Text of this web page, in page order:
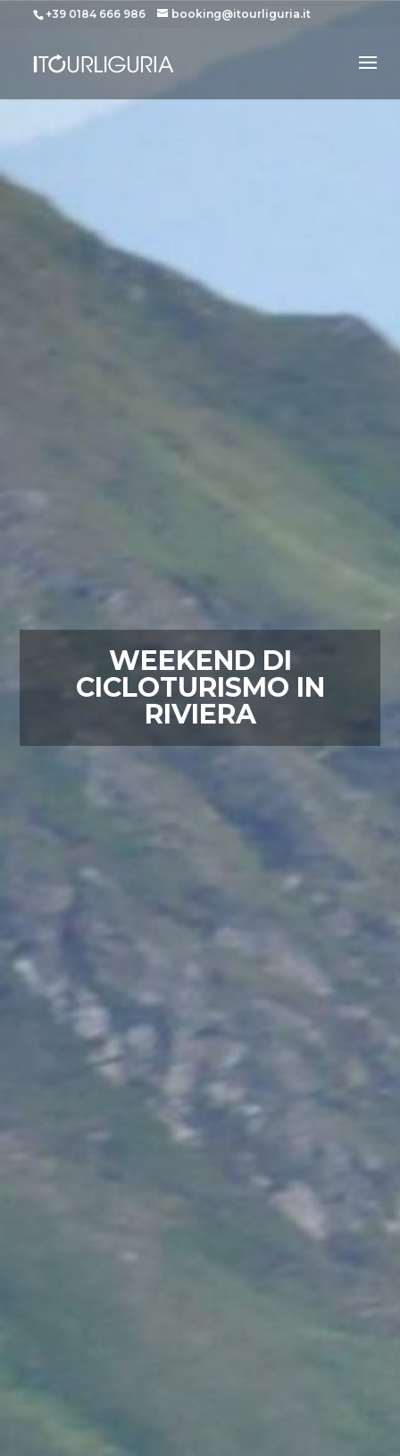
+39 0184 666 986 booking@itourliguria.it
WEEKEND DI
CICLOTURISMO IN
RIVIERA